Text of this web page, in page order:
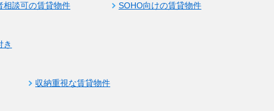
相談可の賃貸物件
SOHO向けの賃貸物件
き
収納重視な賃貸物件